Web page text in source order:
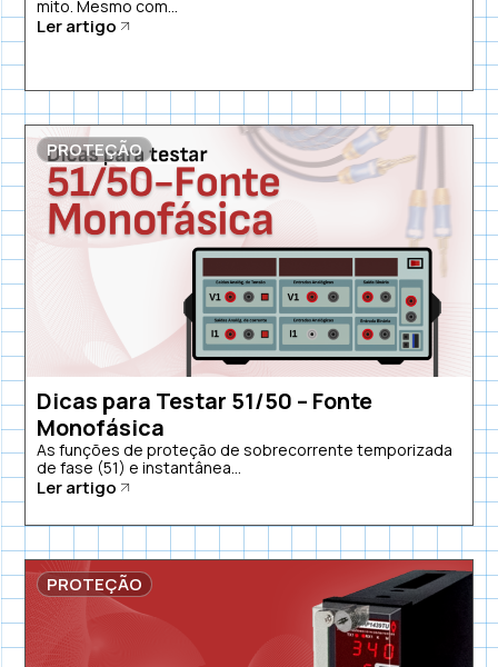
mito. Mesmo com...
Ler artigo
PROTEÇÃO
Dicas para Testar 51/50 – Fonte
Monofásica
As funções de proteção de sobrecorrente temporizada
de fase (51) e instantânea...
Ler artigo
PROTEÇÃO